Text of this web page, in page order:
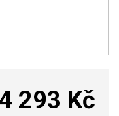
293 Kč